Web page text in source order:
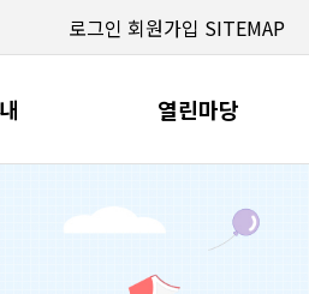
로그인 회원가입 SITEMAP
열린마당